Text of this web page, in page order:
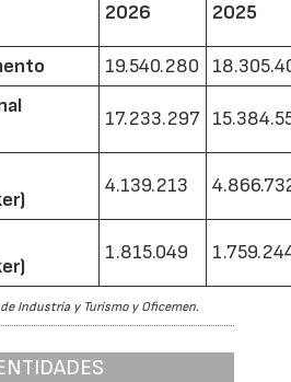
2026 2025
19.540.280
17.233.297
4.139.213
1.815.049
Industria y Turismo y Oficemen.